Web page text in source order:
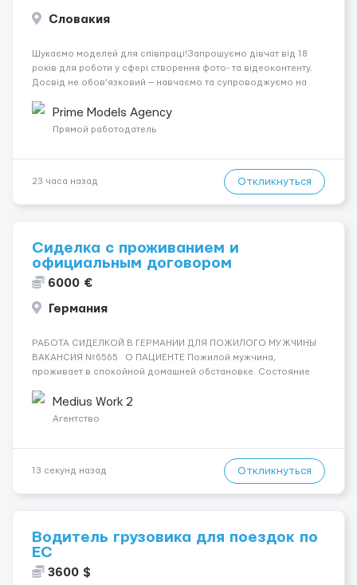
Словакия
Шукаємо моделей для співпраці!Запрошуємо дівчат від 18
років для роботи у сфері створення фото- та відеоконтенту.
Досвід не обов’язковий — навчаємо та супроводжуємо на
конфіденційність і професійну підтримку. Працюємо офіційно,
поважаємо особ...
Prime Models Agency
Прямой работодатель
23 часа назад Откликнуться
Сиделка с проживанием и
официальным договором
6000 €
Германия
РАБОТА СИДЕЛКОЙ В ГЕРМАНИИ ДЛЯ ПОЖИЛОГО МУЖЧИНЫ
ВАКАНСИЯ №6565 О ПАЦИЕНТЕ Пожилой мужчина,
проживает в спокойной домашней обстановке. Состояние
повседневной жизни. СОСТОЯНИЕ И УХОД Требуется
базовый уход, помощь с гиги...
Medius Work 2
Агентство
13 секунд назад Откликнуться
Водитель грузовика для поездок по
ЕС
3600 $